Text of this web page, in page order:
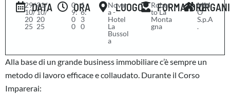
DATA
29/
10/
20
25
-31/
10/
20
25
ORA
0
9:
0
0
-1
6:
3
0
LUOGO
Novar
a -
Hotel
La
Bussol
a
FORMATORE
Rober
to La
Monta
gna
MM
O
S.p.A
.
Alla base di un grande business immobiliare c’è sempre un
metodo di lavoro efficace e collaudato. Durante il Corso
Imparerai: